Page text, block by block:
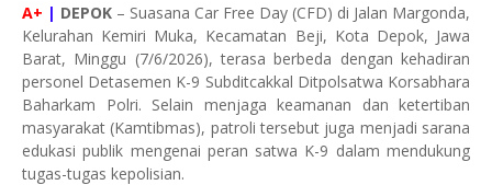
A+ | DEPOK – Suasana Car Free Day (CFD) di Jalan Margonda,
Kelurahan Kemiri Muka, Kecamatan Beji, Kota Depok, Jawa
Barat, Minggu (7/6/2026), terasa berbeda dengan kehadiran
personel Detasemen K-9 Subditcakkal Ditpolsatwa Korsabhara
Baharkam Polri. Selain menjaga keamanan dan ketertiban
masyarakat (Kamtibmas), patroli tersebut juga menjadi sarana
edukasi publik mengenai peran satwa K-9 dalam mendukung
tugas-tugas kepolisian.